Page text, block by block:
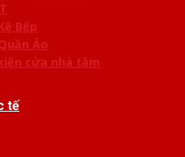
Bếp
Áo
kiện cửa nhà tắm
tế